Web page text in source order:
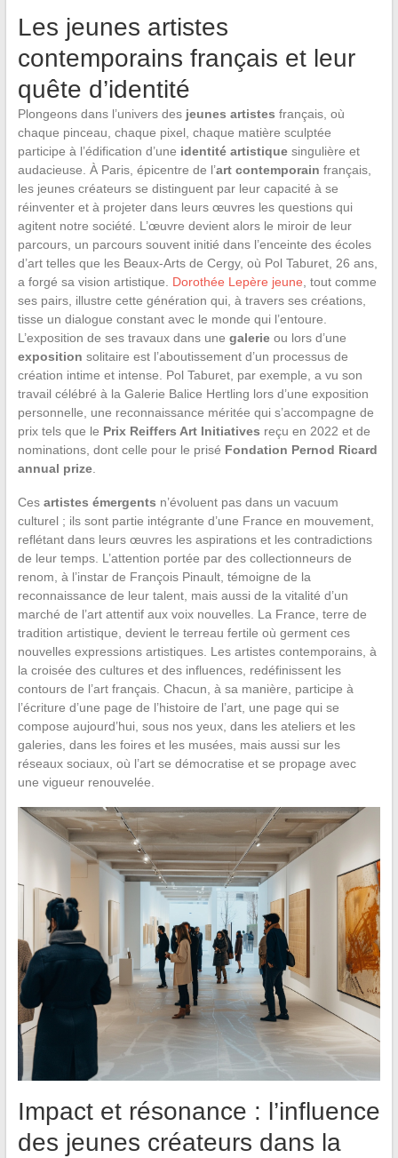
Les jeunes artistes
contemporains français et leur
quête d’identité
Plongeons dans l’univers des jeunes artistes français, où
chaque pinceau, chaque pixel, chaque matière sculptée
participe à l’édification d’une identité artistiquesingulière et
audacieuse. À Paris, épicentre de l’art contemporain français,
les jeunes créateurs se distinguent par leur capacité à se
réinventer et à projeter dans leurs œuvres les questions qui
agitent notre société. L’œuvre devient alors le miroir de leur
parcours, un parcours souvent initié dans l’enceinte des écoles
d’art telles que les Beaux-Arts de Cergy, où Pol Taburet, 26 ans,
a forgé sa vision artistique. Dorothée Lepère jeune , tout comme
ses pairs, illustre cette génération qui, à travers ses créations,
tisse un dialogue constant avec le monde qui l’entoure.
L’exposition de ses travaux dans une galerieou lors d’une
exposition solitaire est l’aboutissement d’un processus de
création intime et intense. Pol Taburet, par exemple, a vu son
travail célébré à la Galerie Balice Hertling lors d’une exposition
personnelle, une reconnaissance méritée qui s’accompagne de
prix tels que le Prix Reiffers Art Initiatives reçu en 2022 et de
nominations, dont celle pour le prisé Fondation Pernod Ricard
annual prize.
Ces artistes émergents n’évoluent pas dans un vacuum
culturel ; ils sont partie intégrante d’une France en mouvement,
reflétant dans leurs œuvres les aspirations et les contradictions
de leur temps. L’attention portée par des collectionneurs de
renom, à l’instar de François Pinault, témoigne de la
reconnaissance de leur talent, mais aussi de la vitalité d’un
marché de l’art attentif aux voix nouvelles. La France, terre de
tradition artistique, devient le terreau fertile où germent ces
nouvelles expressions artistiques. Les artistes contemporains, à
la croisée des cultures et des influences, redéfinissent les
contours de l’art français. Chacun, à sa manière, participe à
l’écriture d’une page de l’histoire de l’art, une page qui se
compose aujourd’hui, sous nos yeux, dans les ateliers et les
galeries, dans les foires et les musées, mais aussi sur les
réseaux sociaux, où l’art se démocratise et se propage avec
une vigueur renouvelée.
Impact et résonance : l’influence
des jeunes créateurs dans la